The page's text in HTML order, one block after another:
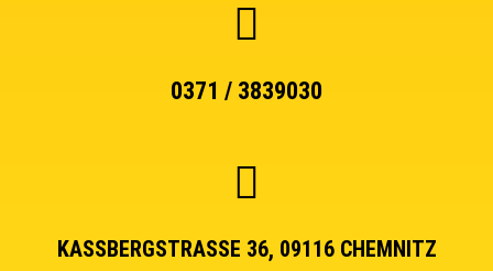
0371 / 3839030
KASSBERGSTRASSE 36, 09116 CHEMNITZ